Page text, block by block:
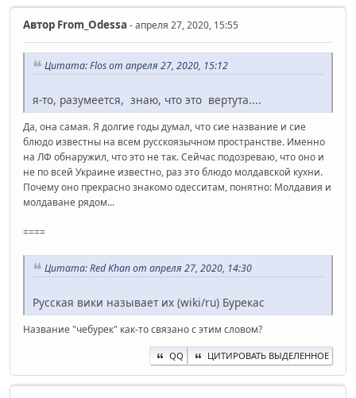
Автор From_Odessa - апреля 27, 2020, 15:55
Цитата: Flos от апреля 27, 2020, 15:12
я-то, разумеется, знаю, что это вертута....
Да, она самая. Я долгие годы думал, что сие название и сие
блюдо известны на всем русскоязычном пространстве. Именно
на ЛФ обнаружил, что это не так. Сейчас подозреваю, что оно и
не по всей Украине известно, раз это блюдо молдавской кухни.
Почему оно прекрасно знакомо одесситам, понятно: Молдавия и
молдаване рядом...
====
Цитата: Red Khan от апреля 27, 2020, 14:30
Русская вики называет их (wiki/ru) Бурекас
Название "чебурек" как-то связано с этим словом?
QQ ЦИТИРОВАТЬ ВЫДЕЛЕННОЕ